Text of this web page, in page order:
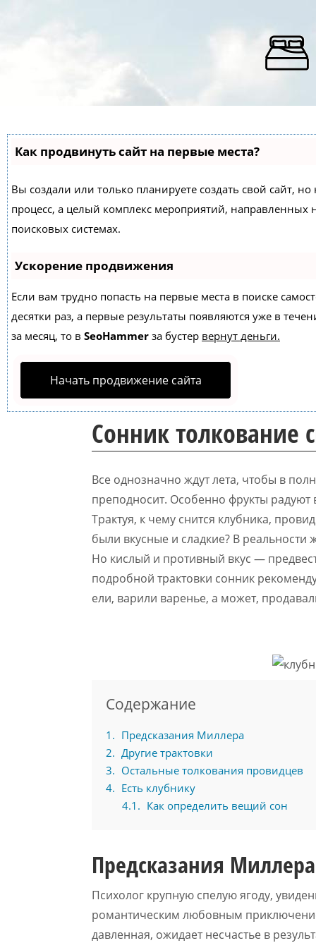
Как продвинуть сайт на первые места?
Вы создали или только планируете создать свой сайт,
процесс, а целый комплекс мероприятий,
поисковых системах.
Ускорение продвижения
Если вам трудно попасть на первые места в поиске
десятки раз, а первые результаты появляются уже в
за месяц, то в SeoHammer за бустер вернут деньги.
Начать продвижение сайта
Сонник толкование
Все однозначно ждут лета, чтобы в
преподносит. Особенно фрукты радуют
Трактуя, к чему снится клубника,
были вкусные и сладкие? В
Но кислый и противный вкус —
подробной трактовки сонник
ели, варили варенье, а может,
Содержание
1
Предсказания Миллера
2
Другие трактовки
3
Остальные толкования провидцев
4
Есть клубнику
4.1
Как определить вещий сон
Предсказания Миллера
Психолог крупную спелую ягоду,
романтическим любовным
давленная, ожидает несчастье в